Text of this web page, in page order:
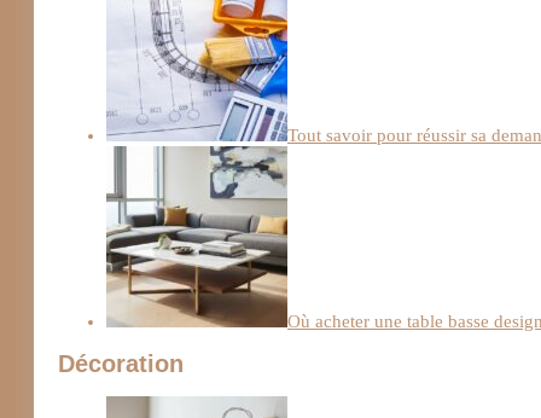
Tout savoir pour réussir sa
Où acheter une table basse
Décoration